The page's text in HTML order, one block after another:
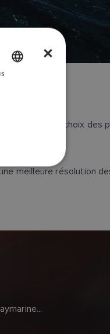
12 kW est le choix des
meilleure résolution
GERMAN
NORWEGIAN
×